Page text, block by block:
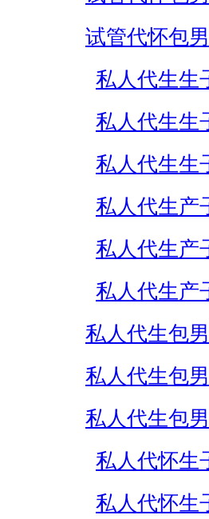
试管代怀包
私人代生生
私人代生生
私人代生生
私人代生产
私人代生产
私人代生产
私人代生包
私人代生包
私人代生包
私人代怀生
私人代怀生